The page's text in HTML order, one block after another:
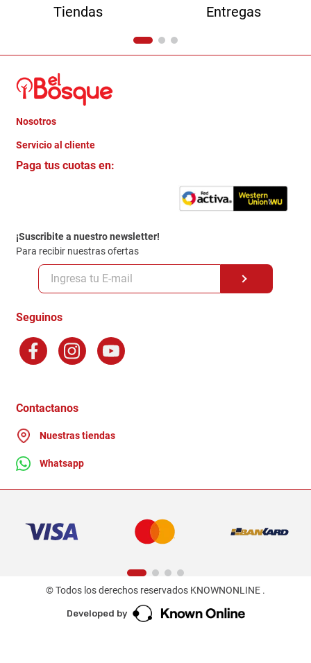
Tiendas Entregas
Nosotros
Quienes somos
Trabaja con Nosotros
Servicio al cliente
Crédito Directo
Politica de Privacidad
Políticas y condiciones GiftCard
Formas de Pago
Terminos y Condiciones
Factura Electronica
Ganadores - Promociones
Paga tus cuotas en:
¡Suscribite a nuestro newsletter!
Para recibir nuestras ofertas
Seguinos
Contactanos
Nuestras tiendas
Whatsapp
© Todos los derechos reservados KNOWNONLINE .
Developed by